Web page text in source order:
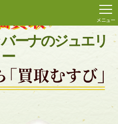
メニュー
ーナのジュエリ
ー